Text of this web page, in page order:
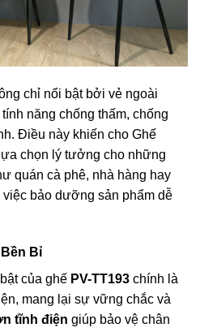
chỉ nổi bật bởi vẻ ngoài
năng chống thấm, chống
Điều này khiến cho Ghế
chọn lý tưởng cho những
quán cà phê, nhà hàng hay
bảo dưỡng sản phẩm dễ
Bỉ
của ghế PV-TT193 chính là
mang lại sự vững chắc và
tĩnh điện giúp bảo vệ chân